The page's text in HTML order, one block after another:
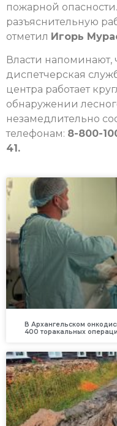
пожарной
разъяснительную
отметил Игорь
Власти напоминают,
диспетчерская
центра работает
обнаружении
незамедлительно
телефонам: 8-800-
41.
В Архангельском
400 торакальных